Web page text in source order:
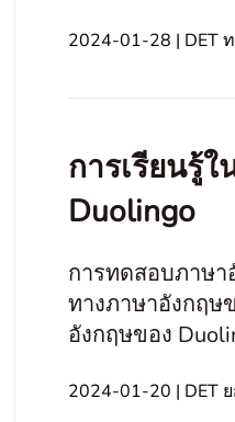
2024-01-28 | DET
การเรียนรู้
Duolingo
การทดสอบภาษา
ทางภาษาอังกฤ
อังกฤษของ
2024-01-20 | DET